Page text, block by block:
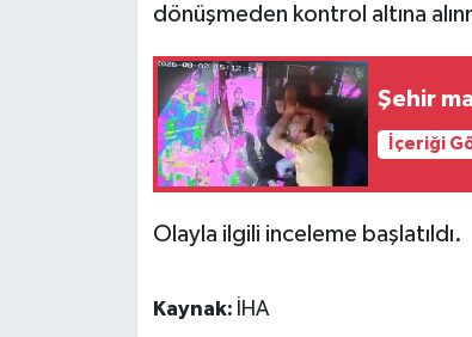
dönüşmeden kontrol altına
Şehir
İçeriği
Olayla ilgili inceleme başlatıldı.
Kaynak: İHA